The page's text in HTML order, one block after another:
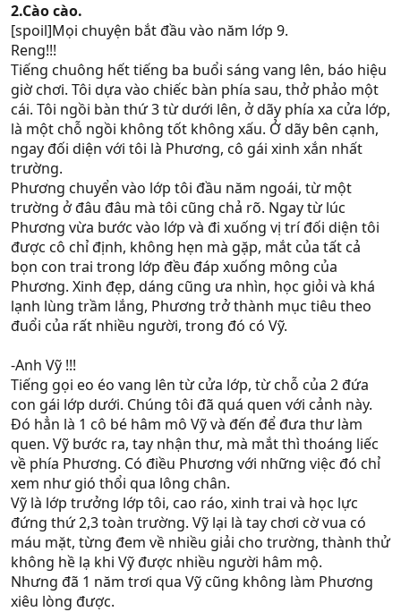
2.Cào cào.
[spoil]Mọi chuyện bắt đầu vào năm lớp 9.
Reng!!!
Tiếng chuông hết tiếng ba buổi sáng vang lên, báo hiệu
giờ chơi. Tôi dựa vào chiếc bàn phía sau, thở phảo một
cái. Tôi ngồi bàn thứ 3 từ dưới lên, ở dãy phía xa cửa lớp,
là một chỗ ngồi không tốt không xấu. Ở dãy bên cạnh,
ngay đối diện với tôi là Phương, cô gái xinh xắn nhất
trường.
Phương chuyển vào lớp tôi đầu năm ngoái, từ một
trường ở đâu đâu mà tôi cũng chả rõ. Ngay từ lúc
Phương vừa bước vào lớp và đi xuống vị trí đối diện tôi
được cô chỉ định, không hẹn mà gặp, mắt của tất cả
bọn con trai trong lớp đều đáp xuống mông của
Phương. Xinh đẹp, dáng cũng ưa nhìn, học giỏi và khá
lạnh lùng trầm lắng, Phương trở thành mục tiêu theo
đuổi của rất nhiều người, trong đó có Vỹ.
-Anh Vỹ !!!
Tiếng gọi eo éo vang lên từ cửa lớp, từ chỗ của 2 đứa
con gái lớp dưới. Chúng tôi đã quá quen với cảnh này.
Đó hẳn là 1 cô bé hâm mô Vỹ và đến để đưa thư làm
quen. Vỹ bước ra, tay nhận thư, mà mắt thì thoáng liếc
về phía Phương. Có điều Phương với những việc đó chỉ
xem như gió thổi qua lông chân.
Vỹ là lớp trưởng lớp tôi, cao ráo, xinh trai và học lực
đứng thứ 2,3 toàn trường. Vỹ lại là tay chơi cờ vua có
máu mặt, từng đem về nhiều giải cho trường, thành thử
không hề lạ khi Vỹ được nhiều người hâm mộ.
Nhưng đã 1 năm trơi qua Vỹ cũng không làm Phương
xiêu lòng được.